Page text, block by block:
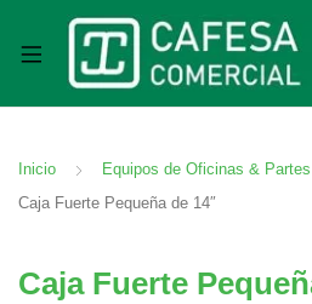
Inicio Equipos de Oficinas & Partes
Caja Fuerte Pequeña de 14″
Caja Fuerte